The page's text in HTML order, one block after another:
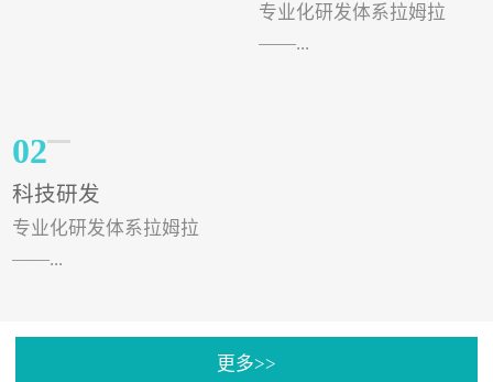
专业化研发体系拉姆拉
——...
02
科技研发
专业化研发体系拉姆拉
——...
更多>>